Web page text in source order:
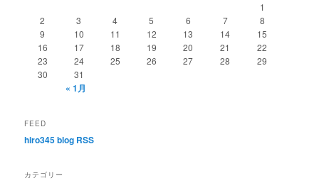
1
2
3 4 5 6 7
8
9
10 11 12 13 14
15
16
17 18 19 20 21
22
23
24 25 26 27 28
29
30
31
« 1月
FEED
hiro345 blog RSS
カテゴリー